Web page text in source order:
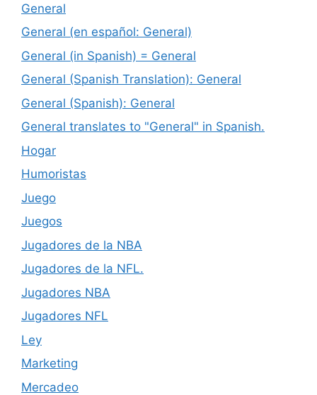
General
General (en español: General)
General (in Spanish) = General
General (Spanish Translation): General
General (Spanish): General
General translates to "General" in Spanish.
Hogar
Humoristas
Juego
Juegos
Jugadores de la NBA
Jugadores de la NFL.
Jugadores NBA
Jugadores NFL
Ley
Marketing
Mercadeo